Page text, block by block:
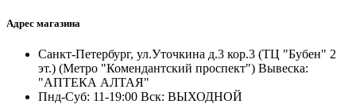
Адрес магазина
Санкт-Петербург, ул.Уточкина д.3 кор.3 (ТЦ "Бубен" 2
эт.) (Метро "Комендантский проспект") Вывеска:
"АПТЕКА АЛТАЯ"
Пнд-Суб: 11-19:00 Вск: ВЫХОДНОЙ